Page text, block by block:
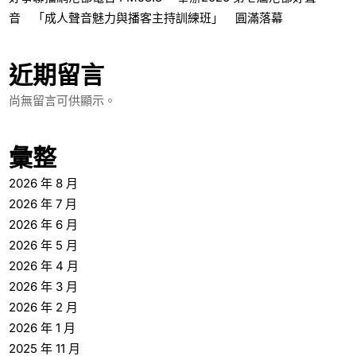
音 「成人聲音魅力與播客主持訓練班」 圓滿落幕
近期留言
尚無留言可供顯示。
彙整
2026 年 8 月
2026 年 7 月
2026 年 6 月
2026 年 5 月
2026 年 4 月
2026 年 3 月
2026 年 2 月
2026 年 1 月
2025 年 11 月